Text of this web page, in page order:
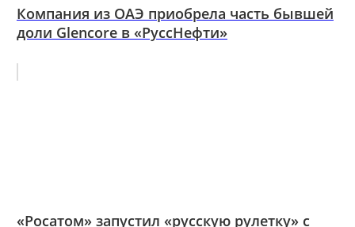
Компания из ОАЭ приобрела часть бывшей
доли Glencore в «РуссНефти»
«Росатом» запустил «русскую рулетку» с